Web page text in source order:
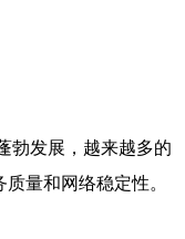
勃发展，越来越多的
量和网络稳定性。